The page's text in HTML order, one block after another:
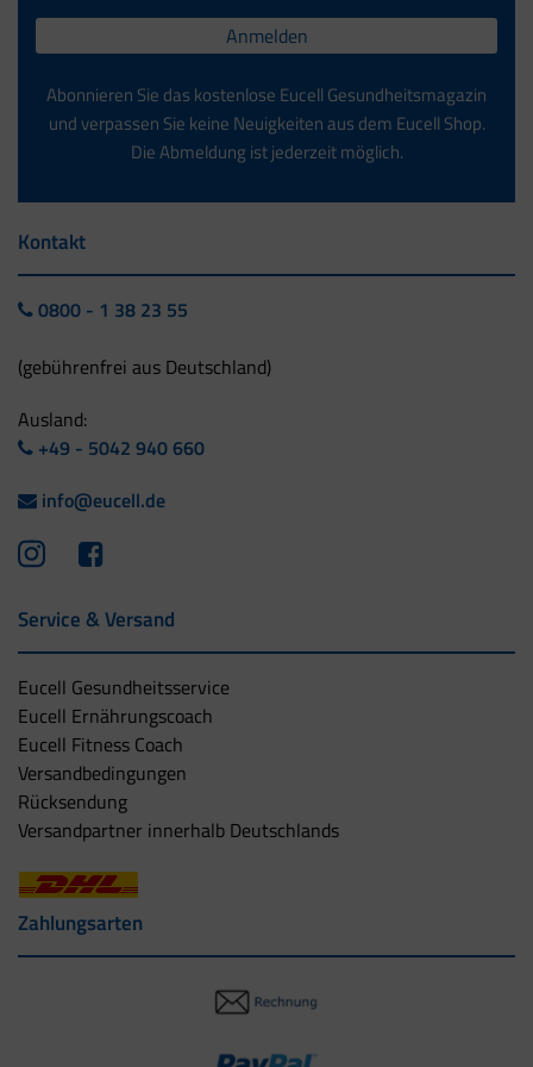
Anmelden
Abonnieren Sie das kostenlose Eucell Gesundheitsmagazin
und verpassen Sie keine Neuigkeiten aus dem Eucell Shop.
Die Abmeldung ist jederzeit möglich.
Kontakt
0800 - 1 38 23 55
(gebührenfrei aus Deutschland)
Ausland:
+49 - 5042 940 660
info@eucell.de
Service & Versand
Eucell Gesundheitsservice
Eucell Ernährungscoach
Eucell Fitness Coach
Versandbedingungen
Rücksendung
Versandpartner innerhalb Deutschlands
Zahlungsarten